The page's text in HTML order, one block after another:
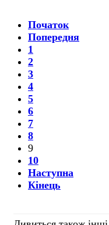
Початок
Попередня
1
2
3
4
5
6
7
8
9
10
Наступна
Кінець